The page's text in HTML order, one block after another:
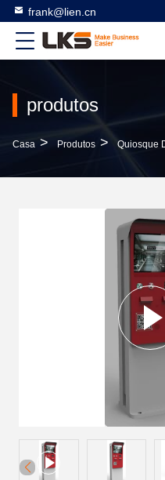
frank@lien.cn
produtos
Casa > Produtos > Quiosque